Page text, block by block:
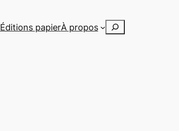
Éditions papierÀ propos Rechercher